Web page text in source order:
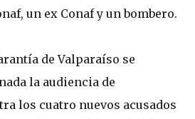
un ex Conaf y un bombero.
de Valparaíso se
la audiencia de
los cuatro nuevos acusados